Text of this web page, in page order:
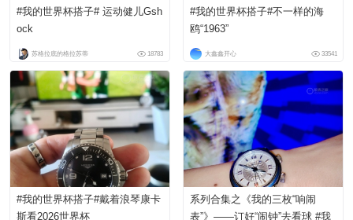
#我的世界杯搭子# 运动健儿Gsh
ock
苏格拉底的格拉苏蒂 18783
#我的世界杯搭子#不一样的海
鸥“1963”
大鑫鑫开心 33541
#我的世界杯搭子#戴着浪琴康卡
斯看2026世界杯
系列合集之《我的三枚“响闹
表”》——订好“闹钟”去看球 #我